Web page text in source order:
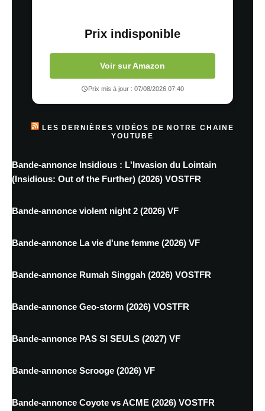
Prix indisponible
Voir sur Amazon
Prix mis à jour : 07/08/2026 07:40
LES DERNIÈRES VIDÉOS DE NOTRE CHAINE
YOUTUBE
Bande-annonce Insidious : L'Invasion du Lointain
(Insidious: Out of the Further) (2026) VOSTFR
Bande-annonce violent night 2 (2026) VF
Bande-annonce La vie d'une femme (2026) VF
Bande-annonce Rumah Singgah (2026) VOSTFR
Bande-annonce Geo-storm (2026) VOSTFR
Bande-annonce PAS SI SEULS (2027) VF
Bande-annonce Scrooge (2026) VF
Bande-annonce Coyote vs ACME (2026) VOSTFR